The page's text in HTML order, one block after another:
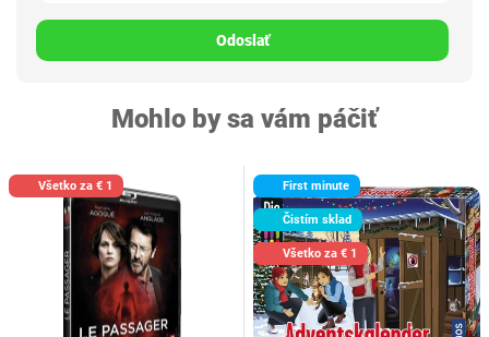
Odoslať
Mohlo by sa vám páčiť
Všetko za € 1 First minute
Čistím sklad
Všetko za € 1